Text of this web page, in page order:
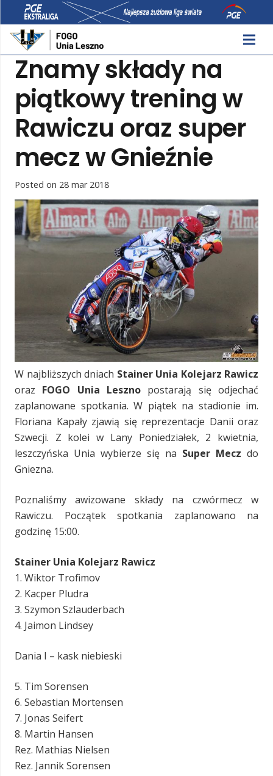
Znamy składy na
piątkowy trening w
Rawiczu oraz super
mecz w Gnieźnie
Posted on 28 mar 2018
W najbliższych dniach Stainer Unia Kolejarz Rawicz
oraz FOGO Unia Leszno postarają się odjechać
zaplanowane spotkania. W piątek na stadionie im.
Floriana Kapały zjawią się reprezentacje Danii oraz
Szwecji. Z kolei w Lany Poniedziałek, 2 kwietnia,
leszczyńska Unia wybierze się na Super Mecz do
Gniezna.
Poznaliśmy awizowane składy na czwórmecz w
Rawiczu. Początek spotkania zaplanowano na
godzinę 15:00.
Stainer Unia Kolejarz Rawicz
1. Wiktor Trofimov
2. Kacper Pludra
3. Szymon Szlauderbach
4. Jaimon Lindsey
Dania I – kask niebieski
5. Tim Sorensen
6. Sebastian Mortensen
7. Jonas Seifert
8. Martin Hansen
Rez. Mathias Nielsen
Rez. Jannik Sorensen